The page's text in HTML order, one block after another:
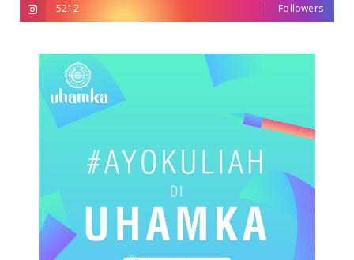
5212 Followers